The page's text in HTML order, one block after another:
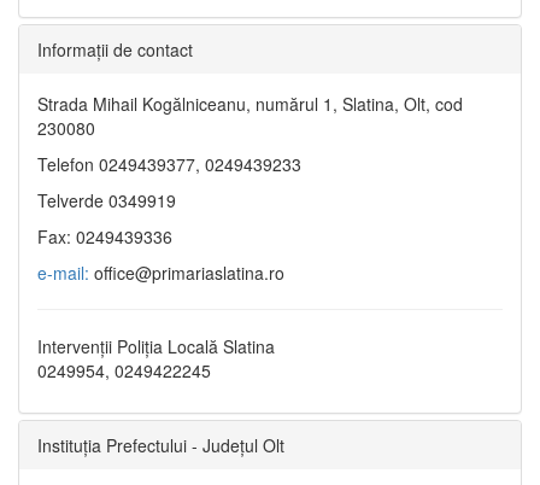
Informaţii de contact
Strada Mihail Kogălniceanu, numărul 1, Slatina, Olt, cod
230080
Telefon 0249439377, 0249439233
Telverde 0349919
Fax: 0249439336
e-mail: office@primariaslatina.ro
Intervenții Poliția Locală Slatina
0249954, 0249422245
Instituția Prefectului - Județul Olt